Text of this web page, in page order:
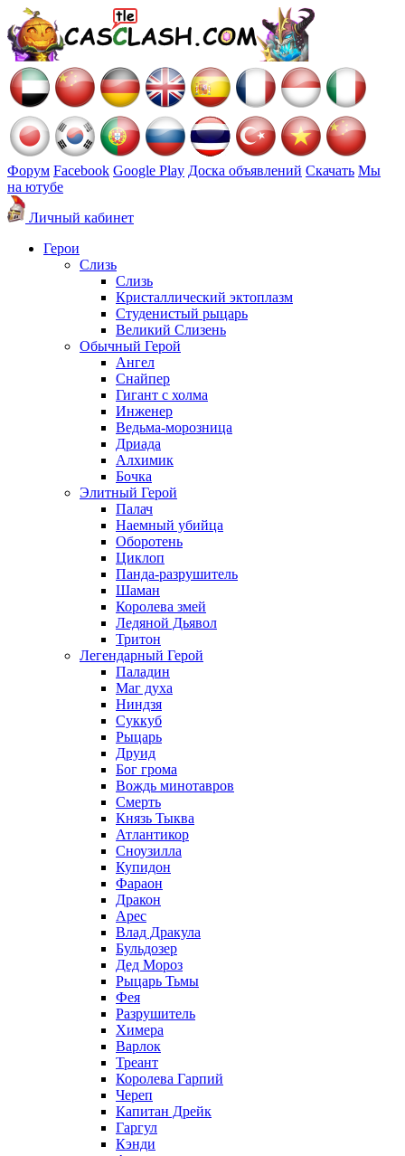
Форум Facebook Google Play Доска объявлений Скачать Мы
на ютубе
Личный кабинет
Герои
Слизь
Слизь
Кристаллический эктоплазм
Студенистый рыцарь
Великий Слизень
Обычный Герой
Ангел
Снайпер
Гигант с холма
Инженер
Ведьма-морозница
Дриада
Алхимик
Бочка
Элитный Герой
Палач
Наемный убийца
Оборотень
Циклоп
Панда-разрушитель
Шаман
Королева змей
Ледяной Дьявол
Тритон
Легендарный Герой
Паладин
Маг духа
Ниндзя
Суккуб
Рыцарь
Друид
Бог грома
Вождь минотавров
Смерть
Князь Тыква
Атлантикор
Сноузилла
Купидон
Фараон
Дракон
Арес
Влад Дракула
Бульдозер
Дед Мороз
Рыцарь Тьмы
Фея
Разрушитель
Химера
Варлок
Треант
Королева Гарпий
Череп
Капитан Дрейк
Гаргул
Кэнди